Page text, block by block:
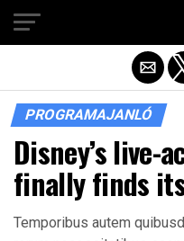
PROGRAMAJANLÓ
Disney’s live-
finally finds
Temporibus autem